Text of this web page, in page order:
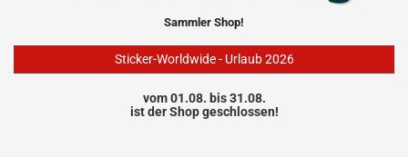
Sammler Shop!
Sticker-Worldwide - Urlaub 2026
vom 01.08. bis 31.08.
ist der Shop geschlossen!